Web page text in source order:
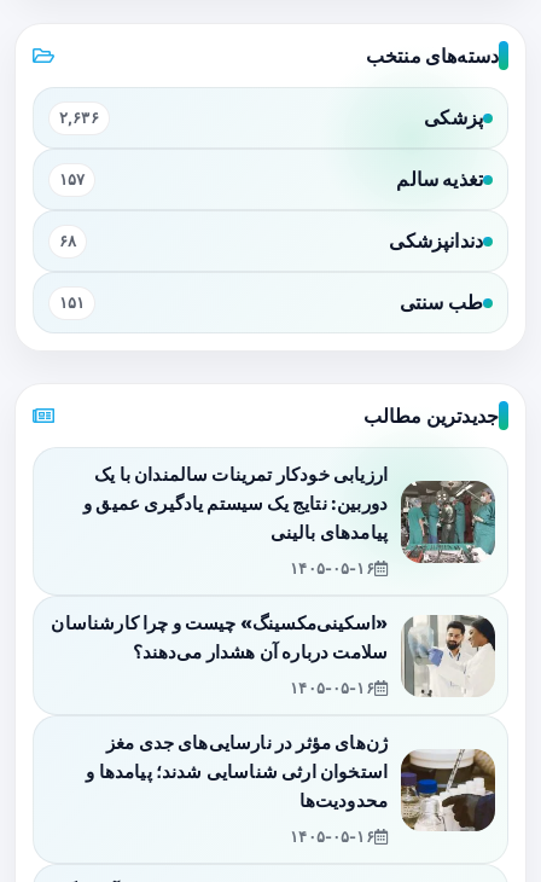
دسته‌های منتخب
پزشکی ۲,۶۳۶
تغذیه سالم ۱۵۷
دندانپزشکی ۶۸
طب سنتی ۱۵۱
جدیدترین مطالب
ارزیابی خودکار تمرینات سالمندان با یک
دوربین: نتایج یک سیستم یادگیری عمیق و
پیامدهای بالینی
۱۴۰۵-۰۵-۱۶
«اسکینی‌مکسینگ» چیست و چرا کارشناسان
سلامت درباره آن هشدار می‌دهند؟
۱۴۰۵-۰۵-۱۶
ژن‌های مؤثر در نارسایی‌های جدی مغز
استخوان ارثی شناسایی شدند؛ پیامدها و
محدودیت‌ها
۱۴۰۵-۰۵-۱۶